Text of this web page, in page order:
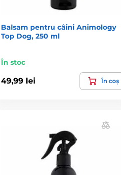
Balsam pentru câini Animology
Top Dog, 250 ml
În stoc
49,99 lei În coș